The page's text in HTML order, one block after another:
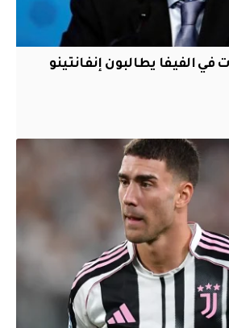
في الفيفا يطالبون إنفانتينو